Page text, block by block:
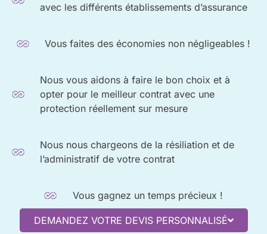
avec les différents établissements d’assurance
Vous faites des économies non négligeables !
Nous vous aidons à faire le bon choix et à
opter pour le meilleur contrat avec une
protection réellement sur mesure
Nous nous chargeons de la résiliation et de
l’administratif de votre contrat
Vous gagnez un temps précieux !
DEMANDEZ VOTRE DEVIS PERSONNALISÉ